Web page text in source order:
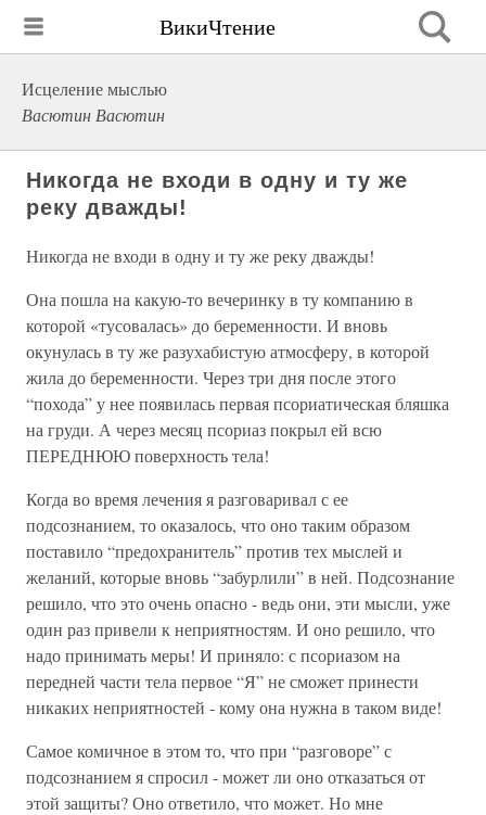
ВикиЧтение
Исцеление мыслью
Васютин Васютин
Никогда не входи в одну и ту же
реку дважды!
Никогда не входи в одну и ту же реку дважды!
Она пошла на какую-то вечеринку в ту компанию в
которой «тусовалась» до беременности. И вновь
окунулась в ту же разухабистую атмосферу, в которой
жила до беременности. Через три дня после этого
“похода” у нее появилась первая псориатическая бляшка
на груди. А через месяц псориаз покрыл ей всю
ПЕРЕДНЮЮ поверхность тела!
Когда во время лечения я разговаривал с ее
подсознанием, то оказалось, что оно таким образом
поставило “предохранитель” против тех мыслей и
желаний, которые вновь “забурлили” в ней. Подсознание
решило, что это очень опасно - ведь они, эти мысли, уже
один раз привели к неприятностям. И оно решило, что
надо принимать меры! И приняло: с псориазом на
передней части тела первое “Я” не сможет принести
никаких неприятностей - кому она нужна в таком виде!
Самое комичное в этом то, что при “разговоре” с
подсознанием я спросил - может ли оно отказаться от
этой защиты? Оно ответило, что может. Но мне